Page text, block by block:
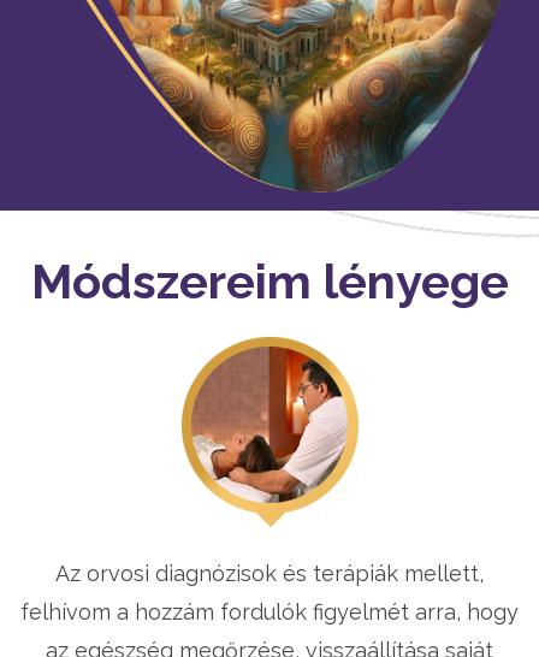
Módszereim lényege
Az orvosi diagnózisok és terápiák mellett,
felhívom a hozzám fordulók figyelmét arra, hogy
az egészség megőrzése, visszaállítása saját